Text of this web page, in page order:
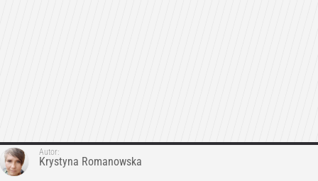
Autor:
Krystyna Romanowska